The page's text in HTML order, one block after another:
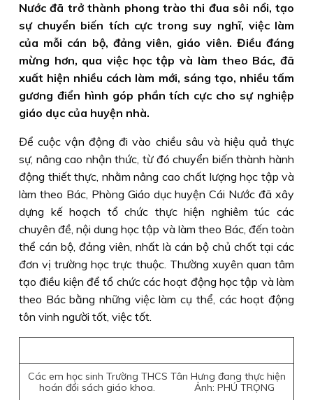
Nước đã trở thành phong trào thi đua sôi nổi, tạo
sự chuyển biến tích cực trong suy nghĩ, việc làm
của mỗi cán bộ, đảng viên, giáo viên. Điều đáng
mừng hơn, qua việc học tập và làm theo Bác, đã
xuất hiện nhiều cách làm mới, sáng tạo, nhiều tấm
gương điển hình góp phần tích cực cho sự nghiệp
giáo dục của huyện nhà.
Để cuộc vận động đi vào chiều sâu và hiệu quả thực
sự, nâng cao nhận thức, từ đó chuyển biến thành hành
động thiết thực, nhằm nâng cao chất lượng học tập và
làm theo Bác, Phòng Giáo dục huyện Cái Nước đã xây
dựng kế hoạch tổ chức thực hiện nghiêm túc các
chuyên đề, nội dung học tập và làm theo Bác, đến toàn
thể cán bộ, đảng viên, nhất là cán bộ chủ chốt tại các
đơn vị trường học trực thuộc. Thường xuyên quan tâm
tạo điều kiện để tổ chức các hoạt động học tập và làm
theo Bác bằng những việc làm cụ thể, các hoạt động
tôn vinh người tốt, việc tốt.
Các em học sinh Trường THCS Tân Hưng đang thực hiện
hoán đổi sách giáo khoa. Ảnh: PHÚ TRỌNG